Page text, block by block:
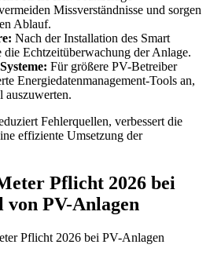
Missverständnisse und sorgen
Ablauf.
Nach der Installation des Smart
die Echtzeitüberwachung der Anlage.
Für größere PV-Betreiber
Energiedatenmanagement-Tools an,
auszuwerten.
Fehlerquellen, verbessert die
effiziente Umsetzung der
Pflicht 2026 bei
von PV-Anlagen
Pflicht 2026 bei PV-Anlagen